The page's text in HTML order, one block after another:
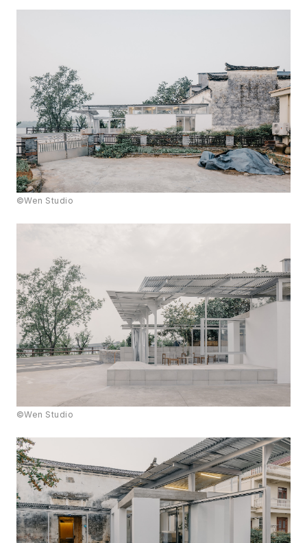
©Wen Studio
©Wen Studio